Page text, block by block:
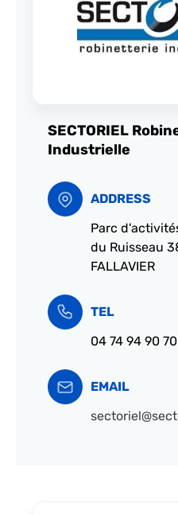
SECTORIEL
Industrielle
ADDRESS
Parc
du Ruisseau
FALLAVIER
TEL
04 74 94 90 70
EMAIL